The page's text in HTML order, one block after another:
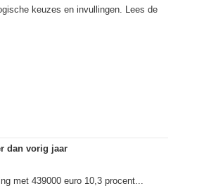
keuzes en invullingen. Lees de
dan vorig jaar
met 439000 euro 10,3 procent...